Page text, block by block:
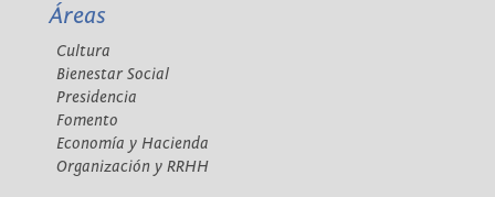
Áreas
Cultura
Bienestar Social
Presidencia
Fomento
Economía y Hacienda
Organización y RRHH